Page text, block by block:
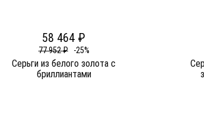
58 464 ₽
77 952 ₽ -25%
Серьги из белого золота c
бриллиантами